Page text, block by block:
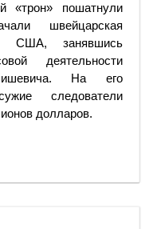
«трон» пошатнули
швейцарская
США, занявшись
деятельности
На его
следователи
долларов.